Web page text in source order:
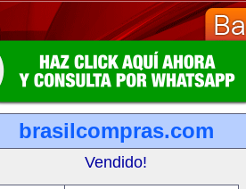
brasilcompras.com
Vendido!